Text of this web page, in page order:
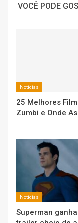
VOCÊ PODE
Notícias
25 Melhores
Zumbi e Onde
Notícias
Superman